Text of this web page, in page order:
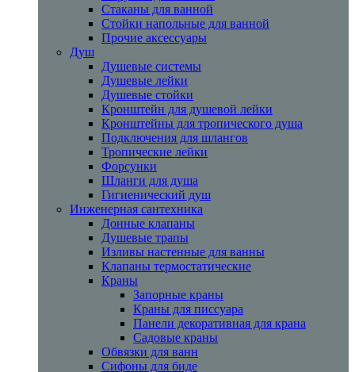
Стаканы для ванной
Стойки напольные для ванной
Прочие аксессуары
Душ
Душевые системы
Душевые лейки
Душевые стойки
Кронштейн для душевой лейки
Кронштейны для тропического душа
Подключения для шлангов
Тропические лейки
Форсунки
Шланги для душа
Гигиенический душ
Инженерная сантехника
Донные клапаны
Душевые трапы
Изливы настенные для ванны
Клапаны термостатические
Краны
Запорные краны
Краны для писсуара
Панели декоративная для крана
Садовые краны
Обвязки для ванн
Сифоны для биде